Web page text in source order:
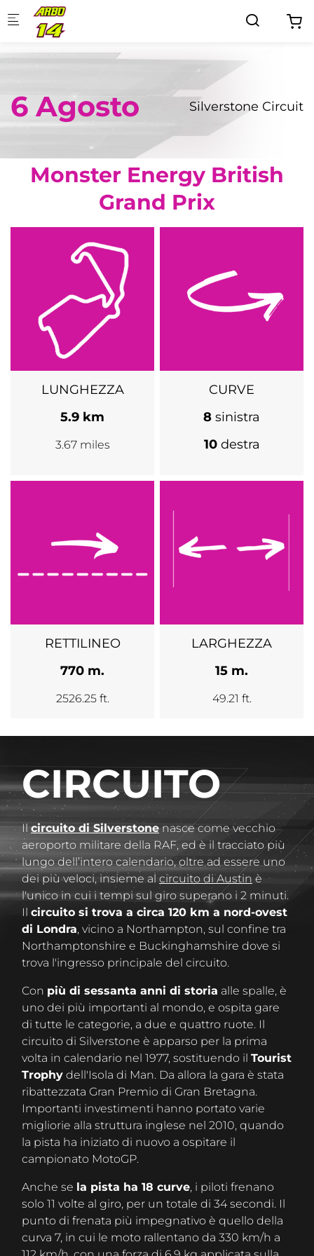
Skip to main content
6 Agosto Silverstone Circuit
Monster Energy British
Grand Prix
LUNGHEZZA
5.9 km
3.67 miles
CURVE
8 sinistra
10 destra
RETTILINEO
770 m.
2526.25 ft.
LARGHEZZA
15 m.
49.21 ft.
CIRCUITO
Il circuito di Silverstone nasce come vecchio
aeroporto militare della RAF, ed è il tracciato più
lungo dell’intero calendario, oltre ad essere uno
dei più veloci, insieme al circuito di Austin è
l'unico in cui i tempi sul giro superano i 2 minuti.
Il circuito si trova a circa 120 km a nord-ovest
di Londra, vicino a Northampton, sul confine tra
Northamptonshire e Buckinghamshire dove si
trova l'ingresso principale del circuito.
Con più di sessanta anni di storia alle spalle, è
uno dei più importanti al mondo, e ospita gare
di tutte le categorie, a due e quattro ruote. Il
circuito di Silverstone è apparso per la prima
volta in calendario nel 1977, sostituendo il Tourist
Trophy dell'Isola di Man. Da allora la gara è stata
ribattezzata Gran Premio di Gran Bretagna.
Importanti investimenti hanno portato varie
migliorie alla struttura inglese nel 2010, quando
la pista ha iniziato di nuovo a ospitare il
campionato MotoGP.
Anche se la pista ha 18 curve, i piloti frenano
solo 11 volte al giro, per un totale di 34 secondi. Il
punto di frenata più impegnativo è quello della
curva 7, in cui le moto rallentano da 330 km/h a